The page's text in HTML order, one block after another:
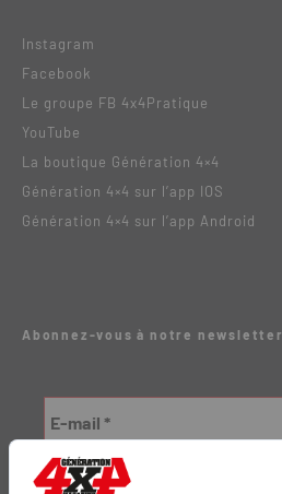
Instagram
Facebook
Le groupe FB 4x4Pratique
YouTube
La boutique Génération 4×4
Génération 4×4 sur l’app IOS
Génération 4×4 sur l’app Android
Abonnez-vous à notre newsletter